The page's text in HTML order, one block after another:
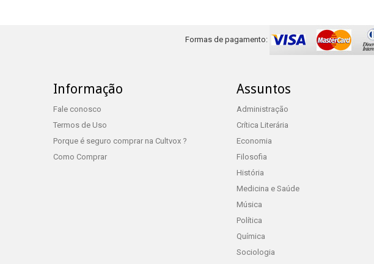
Formas de pagamento:
Informação
Fale conosco
Termos de Uso
Porque é seguro comprar na Cultvox ?
Como Comprar
Assuntos
Administração
Crítica Literária
Economia
Filosofia
História
Medicina e Saúde
Música
Política
Química
Sociologia